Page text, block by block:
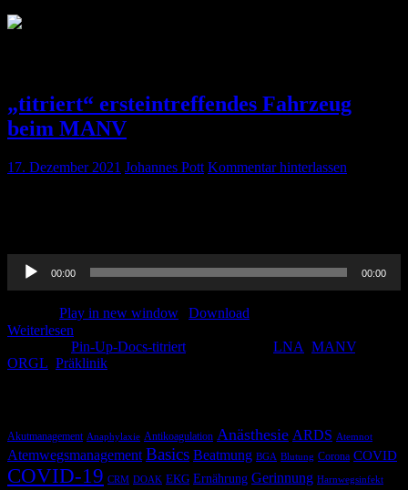
„titriert“ ersteintreffendes Fahrzeug
beim MANV
17. Dezember 2021 Johannes Pott Kommentar hinterlassen
Audio-
Player
00:00 00:00
Play in new window
Download
Weiterlesen
Pin-Up-Docs-titriert LNA MANV,
ORGL Präklinik
Akutmanagement Anaphylaxie Antikoagulation Anästhesie ARDS Atemnot
Atemwegsmanagement Basics Beatmung BGA Blutung Corona COVID
COVID-19 CRM DOAK EKG Ernährung Gerinnung Harnwegsinfekt